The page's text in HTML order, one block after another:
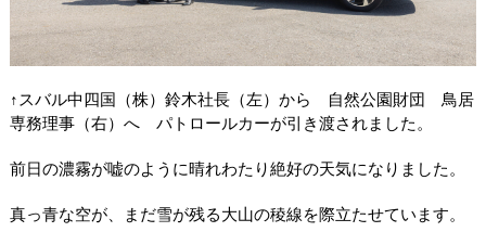
↑スバル中四国（株）鈴木社長（左）から 自然公園財団 鳥居
専務理事（右）へ パトロールカーが引き渡されました。
前日の濃霧が嘘のように晴れわたり絶好の天気になりました。
真っ青な空が、まだ雪が残る大山の稜線を際立たせています。